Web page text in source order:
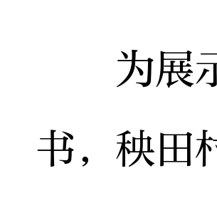
为展示
书，秧田